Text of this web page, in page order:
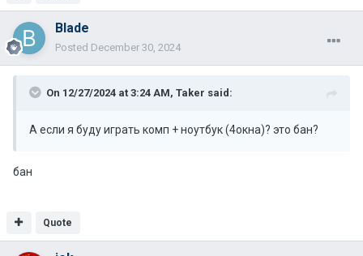
Blade
Posted December 30, 2024
On 12/27/2024 at 3:24 AM, Taker said:
А если я буду играть комп + ноутбук (4окна)? это бан?
бан
Quote